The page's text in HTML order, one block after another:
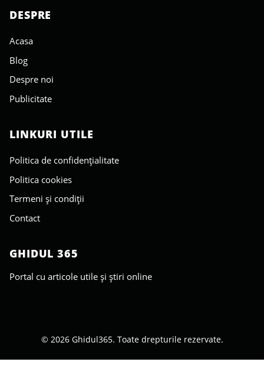
DESPRE
Acasa
Blog
Despre noi
Publicitate
LINKURI UTILE
Politica de confidențialitate
Politica cookies
Termeni și condiții
Contact
GHIDUL 365
Portal cu articole utile și știri online
© 2026 Ghidul365. Toate drepturile rezervate.